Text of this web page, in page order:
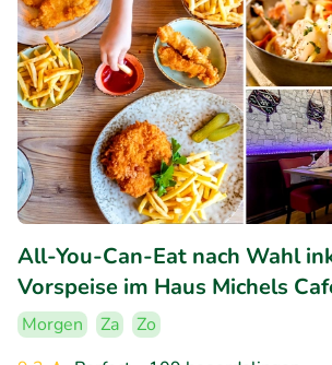
All-You-Can-Eat nach Wahl
Vorspeise im Haus Michels
Morgen Za
Zo